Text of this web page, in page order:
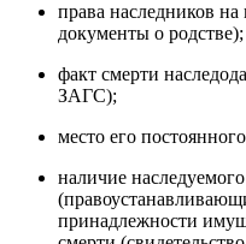
права наследников на
документы о родстве);
факт смерти
ЗАГС);
место его
наличие
принадлежности